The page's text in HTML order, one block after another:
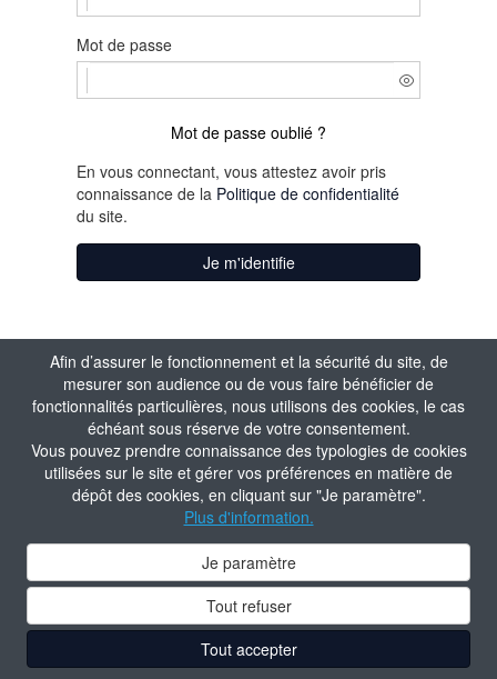
Afin d’assurer le fonctionnement et la sécurité du site, de
mesurer son audience ou de vous faire bénéficier de
fonctionnalités particulières, nous utilisons des cookies, le cas
échéant sous réserve de votre consentement.
Vous pouvez prendre connaissance des typologies de cookies
utilisées sur le site et gérer vos préférences en matière de
dépôt des cookies, en cliquant sur "Je paramètre".
Plus d'information.
Je paramètre
Tout refuser
Tout accepter
Mot de passe
Mot de passe oublié ?
En vous connectant, vous attestez avoir pris
connaissance de la Politique de confidentialité
du site.
Je m'identifie